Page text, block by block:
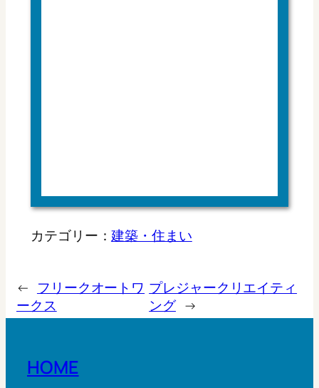
カテゴリー：建築・住まい
← フリークオートワ
ークス
プレジャークリエイティ
ング →
HOME